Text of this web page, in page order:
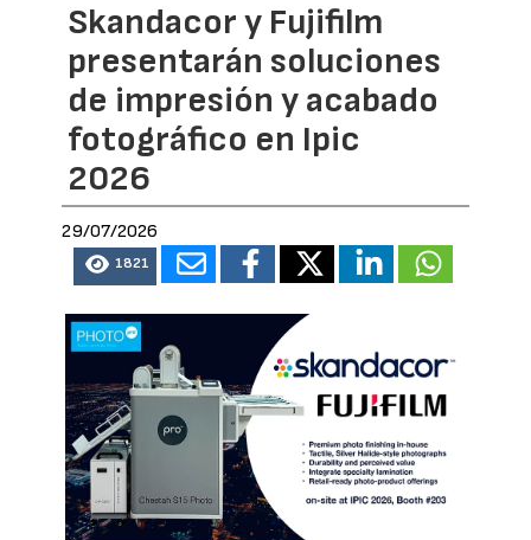
Skandacor y Fujifilm
presentarán soluciones
de impresión y acabado
fotográfico en Ipic
2026
29/07/2026
1821